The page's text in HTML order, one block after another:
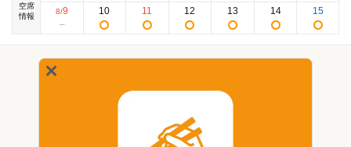
空席
情報
8/9 10 11 12 13 14 15